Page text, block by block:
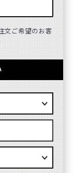
文ご希望のお客